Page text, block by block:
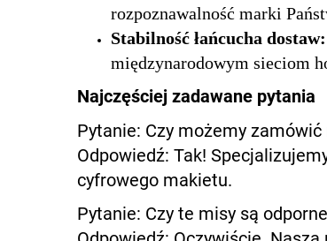
rozpoznawalność marki
Stabilność łańcucha dostaw:
międzynarodowym sieciom
Najczęściej zadawane pytania
Pytanie: Czy możemy
Odpowiedź: Tak!
cyfrowego makietu.
Pytanie: Czy te misy są